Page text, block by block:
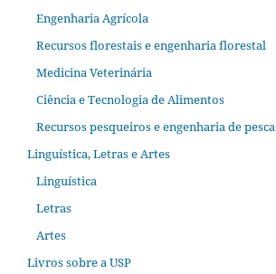
Engenharia Agrícola
Recursos florestais e engenharia florestal
Medicina Veterinária
Ciência e Tecnologia de Alimentos
Recursos pesqueiros e engenharia de pesca
Linguística, Letras e Artes
Linguística
Letras
Artes
Livros sobre a USP